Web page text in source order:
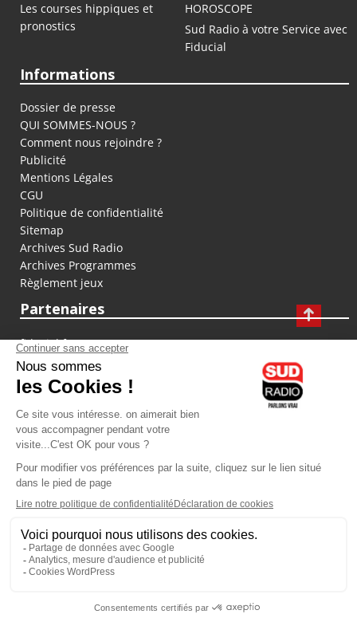
Les courses hippiques et
pronostics
HOROSCOPE
Sud Radio à votre Service avec
Fiducial
Informations
Dossier de presse
QUI SOMMES-NOUS ?
Comment nous rejoindre ?
Publicité
Mentions Légales
CGU
Politique de confidentialité
Sitemap
Archives Sud Radio
Archives Programmes
Règlement jeux
Partenaires
fiducial.fr
lyoncapitale.fr
olympique-et-lyonnais.com
L'application Iphone / Android
Téléchargez l'application
Les cookies
Gestion des cookies
Crédit photos : ©Sud Radio / Pierre Olivier